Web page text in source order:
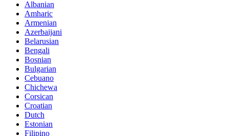
Albanian
Amharic
Armenian
Azerbaijani
Belarusian
Bengali
Bosnian
Bulgarian
Cebuano
Chichewa
Corsican
Croatian
Dutch
Estonian
Filipino